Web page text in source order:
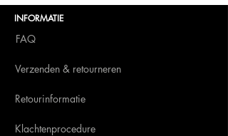
INFORMATIE
FAQ
Verzenden & retourneren
Retourinformatie
Klachtenprocedure